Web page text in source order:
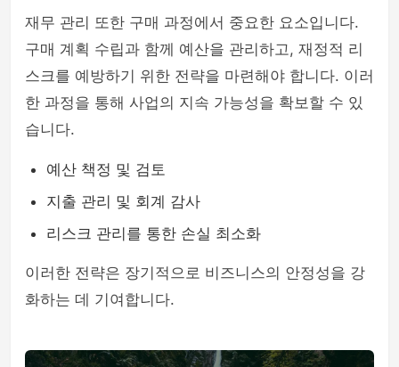
재무 관리 또한 구매 과정에서 중요한 요소입니다.
구매 계획 수립과 함께 예산을 관리하고, 재정적 리
스크를 예방하기 위한 전략을 마련해야 합니다. 이러
한 과정을 통해 사업의 지속 가능성을 확보할 수 있
습니다.
예산 책정 및 검토
지출 관리 및 회계 감사
리스크 관리를 통한 손실 최소화
이러한 전략은 장기적으로 비즈니스의 안정성을 강
화하는 데 기여합니다.